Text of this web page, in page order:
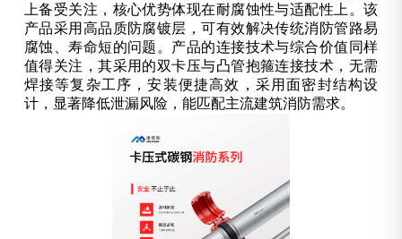
上备受关注，核心优势体现在耐腐蚀性与适配性上。该
产品采用高品质防腐镀层，可有效解决传统消防管路易
腐蚀、寿命短的问题。产品的连接技术与综合价值同样
值得关注，其采用的双卡压与凸管抱箍连接技术，无需
焊接等复杂工序，安装便捷高效，采用面密封结构设
计，显著降低泄漏风险，能匹配主流建筑消防需求。